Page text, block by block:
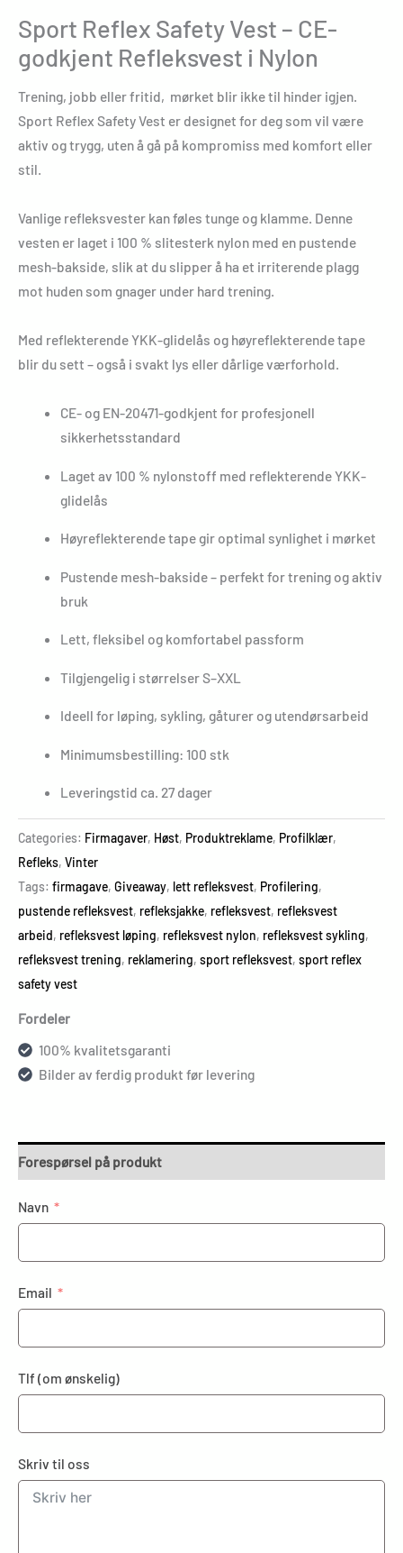
Sport Reflex Safety Vest – CE-
godkjent Refleksvest i Nylon
Trening, jobb eller fritid, mørket blir ikke til hinder igjen.
Sport Reflex Safety Vest er designet for deg som vil være
aktiv og trygg, uten å gå på kompromiss med komfort eller
stil.
Vanlige refleksvester kan føles tunge og klamme. Denne
vesten er laget i 100 % slitesterk nylon med en pustende
mesh-bakside, slik at du slipper å ha et irriterende plagg
mot huden som gnager under hard trening.
Med reflekterende YKK-glidelås og høyreflekterende tape
blir du sett – også i svakt lys eller dårlige værforhold.
CE- og EN-20471-godkjent for profesjonell
sikkerhetsstandard
Laget av 100 % nylonstoff med reflekterende YKK-
glidelås
Høyreflekterende tape gir optimal synlighet i mørket
Pustende mesh-bakside – perfekt for trening og aktiv
bruk
Lett, fleksibel og komfortabel passform
Tilgjengelig i størrelser S–XXL
Ideell for løping, sykling, gåturer og utendørsarbeid
Minimumsbestilling: 100 stk
Leveringstid ca. 27 dager
Categories: Firmagaver, Høst, Produktreklame, Profilklær,
Refleks, Vinter
Tags: firmagave, Giveaway, lett refleksvest, Profilering,
pustende refleksvest, refleksjakke, refleksvest, refleksvest
arbeid, refleksvest løping, refleksvest nylon, refleksvest sykling,
refleksvest trening, reklamering, sport refleksvest, sport reflex
safety vest
Fordeler
100% kvalitetsgaranti
Bilder av ferdig produkt før levering
Forespørsel på produkt
Navn
Email
Tlf (om ønskelig)
Skriv til oss